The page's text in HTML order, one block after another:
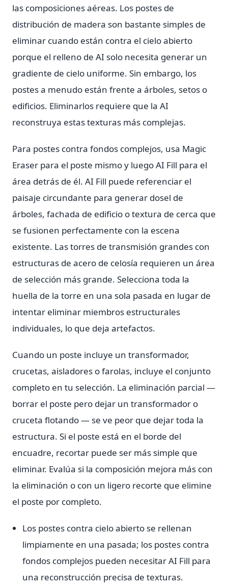
las composiciones aéreas. Los postes de
distribución de madera son bastante simples de
eliminar cuando están contra el cielo abierto
porque el relleno de AI solo necesita generar un
gradiente de cielo uniforme. Sin embargo, los
postes a menudo están frente a árboles, setos o
edificios. Eliminarlos requiere que la AI
reconstruya estas texturas más complejas.
Para postes contra fondos complejos, usa Magic
Eraser para el poste mismo y luego AI Fill para el
área detrás de él. AI Fill puede referenciar el
paisaje circundante para generar dosel de
árboles, fachada de edificio o textura de cerca que
se fusionen perfectamente con la escena
existente. Las torres de transmisión grandes con
estructuras de acero de celosía requieren un área
de selección más grande. Selecciona toda la
huella de la torre en una sola pasada en lugar de
intentar eliminar miembros estructurales
individuales, lo que deja artefactos.
Cuando un poste incluye un transformador,
crucetas, aisladores o farolas, incluye el conjunto
completo en tu selección. La eliminación parcial —
borrar el poste pero dejar un transformador o
cruceta flotando — se ve peor que dejar toda la
estructura. Si el poste está en el borde del
encuadre, recortar puede ser más simple que
eliminar. Evalúa si la composición mejora más con
la eliminación o con un ligero recorte que elimine
el poste por completo.
Los postes contra cielo abierto se rellenan
limpiamente en una pasada; los postes contra
fondos complejos pueden necesitar AI Fill para
una reconstrucción precisa de texturas.